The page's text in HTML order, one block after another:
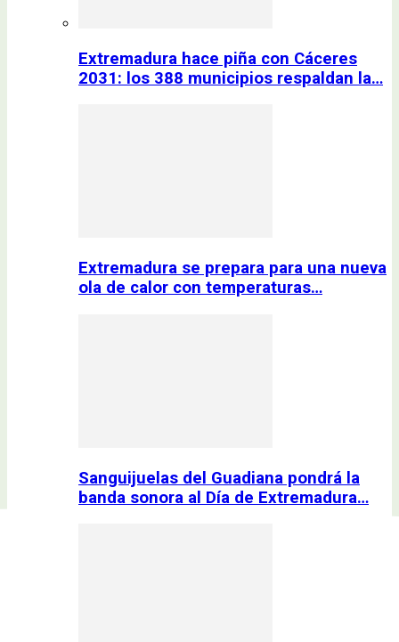
Extremadura hace piña con Cáceres
2031: los 388 municipios respaldan la…
Extremadura se prepara para una nueva
ola de calor con temperaturas…
Sanguijuelas del Guadiana pondrá la
banda sonora al Día de Extremadura…